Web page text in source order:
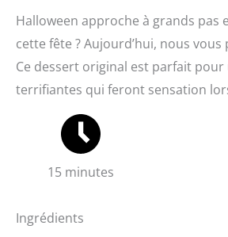
Halloween approche à grands
cette fête ? Aujourd’hui, nous
Ce dessert original est parfait
terrifiantes qui feront sensation
15 minutes
Ingrédients